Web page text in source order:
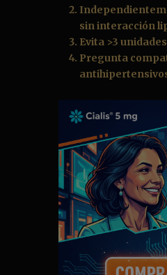
sin interacción
Evita >3
Pregunta